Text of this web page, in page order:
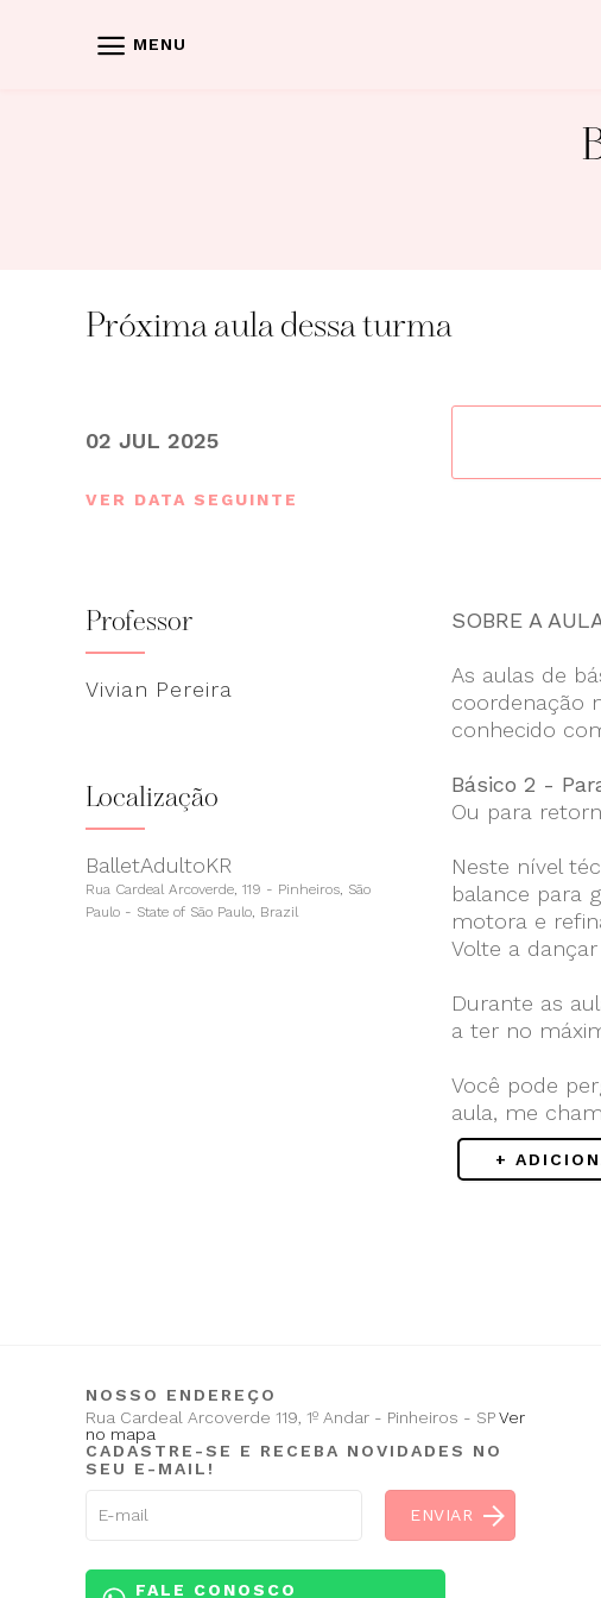
MENU
Próxima aula dessa turma
02 JUL 2025
VER DATA SEGUINTE
Professor
Vivian Pereira
Localização
BalletAdultoKR
Rua Cardeal Arcoverde, 119 - Pinheiros, São
Paulo - State of São Paulo, Brazil
SOBRE A
As aulas de
coordenação
conhecido
Básico 2 -
Ou para
Neste nível
balance para
motora e
Volte a
Durante as
a ter no
Você pode
aula, me
+
NOSSO ENDEREÇO
Rua Cardeal Arcoverde 119, 1º Andar - Pinheiros - SPVer
no mapa
CADASTRE-SE E RECEBA NOVIDADES NO
SEU E-MAIL!
FALE CONOSCO